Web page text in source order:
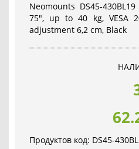
Neomounts DS45-
75", up to 40 kg, VESA
adjustment 6,2 cm, Black
Продуктов код: DS45-